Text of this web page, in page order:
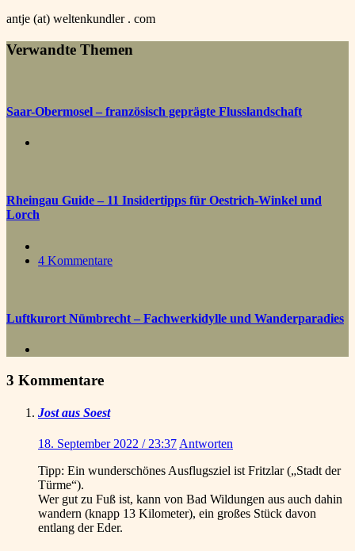
antje (at) weltenkundler . com
Verwandte Themen
Saar-Obermosel – französisch geprägte Flusslandschaft
Rheingau Guide – 11 Insidertipps für Oestrich-Winkel und
Lorch
4 Kommentare
Luftkurort Nümbrecht – Fachwerkidylle und Wanderparadies
3 Kommentare
Jost aus Soest
18. September 2022 / 23:37 Antworten
Tipp: Ein wunderschönes Ausflugsziel ist Fritzlar („Stadt der
Türme“).
Wer gut zu Fuß ist, kann von Bad Wildungen aus auch dahin
wandern (knapp 13 Kilometer), ein großes Stück davon
entlang der Eder.